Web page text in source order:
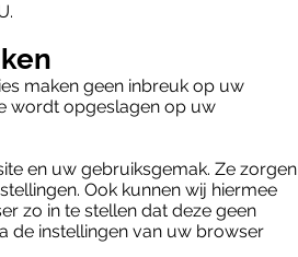
maken geen inbreuk op uw
wordt opgeslagen op uw
en uw gebruiksgemak. Ze zorgen
Ook kunnen wij hiermee
zo in te stellen dat deze geen
de instellingen van uw browser